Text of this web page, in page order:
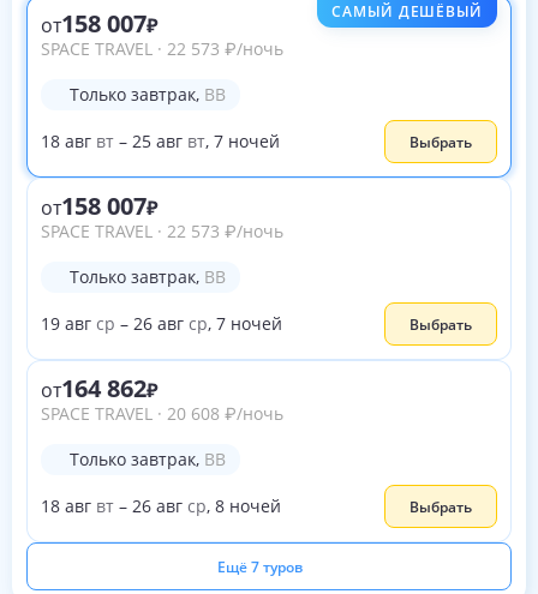
САМЫЙ ДЕШЁВЫЙ
от158 007
SPACE TRAVEL · 22 573 ₽/ночь
Только завтрак, BB
18 авг вт – 25 авг вт, 7 ночей Выбрать
от158 007
SPACE TRAVEL · 22 573 ₽/ночь
Только завтрак, BB
19 авг ср – 26 авг ср, 7 ночей Выбрать
от164 862
SPACE TRAVEL · 20 608 ₽/ночь
Только завтрак, BB
18 авг вт – 26 авг ср, 8 ночей Выбрать
Ещё 7 туров